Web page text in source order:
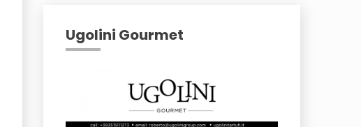
Ugolini Gourmet